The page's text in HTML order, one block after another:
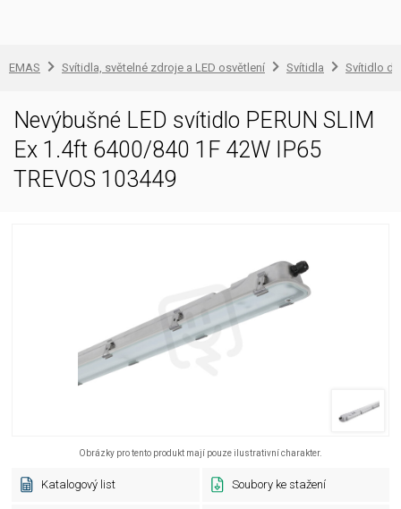
EMAS Svítidla, světelné zdroje a LED osvětlení Svítidla Svítidlo
Nevýbušné LED svítidlo PERUN SLIM
Ex 1.4ft 6400/840 1F 42W IP65
TREVOS 103449
Obrázky pro tento produkt mají pouze ilustrativní charakter.
Katalogový list Soubory ke stažení